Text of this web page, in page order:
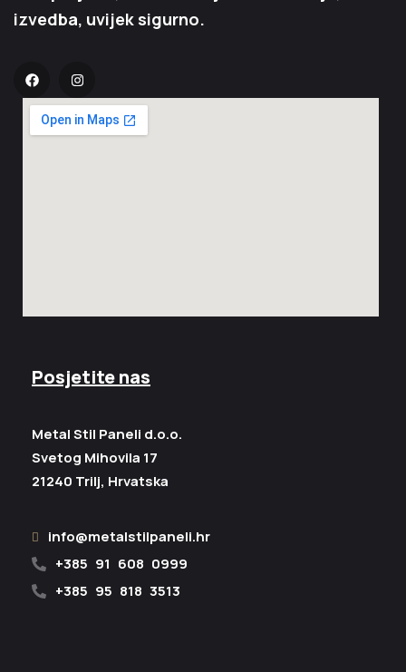
izvedba, uvijek sigurno.
Posjetite nas
Metal Stil Paneli d.o.o.
Svetog Mihovila 17
21240 Trilj, Hrvatska
info@metalstilpaneli.hr
+385 91 608 0999
+385 95 818 3513